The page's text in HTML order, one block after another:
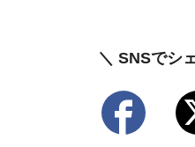
＼ SNSでシ